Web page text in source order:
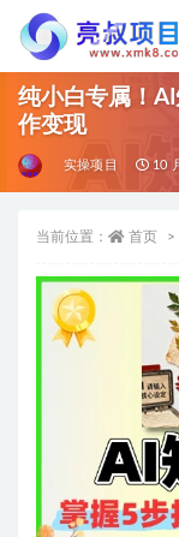
纯小白专属！
作变现
实操项目 10
当前位置： 首页